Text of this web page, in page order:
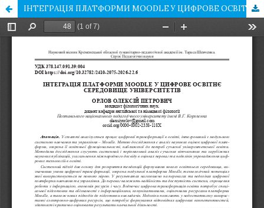
ІНТЕГРАЦІЯ ПЛАТФОРМИ MOODLE У ЦИФРОВЕ ОСВІТНЄ СЕРЕДОВИЩЕ УНІВЕРСИТЕТІВ